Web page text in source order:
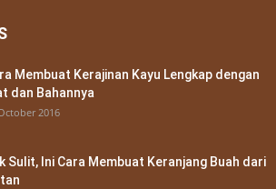
Membuat Kerajinan Kayu Lengkap dengan
dan Bahannya
2016
Sulit, Ini Cara Membuat Keranjang Buah dari